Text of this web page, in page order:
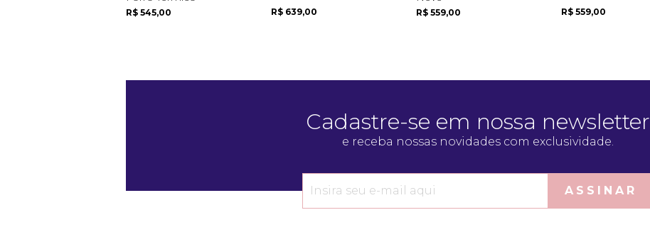
R$ 545,00 R$ 639,00 R$ 559,00 R$ 559,00
Cadastre-se em nossa newsletter
e receba nossas novidades com exclusividade.
ASSINAR